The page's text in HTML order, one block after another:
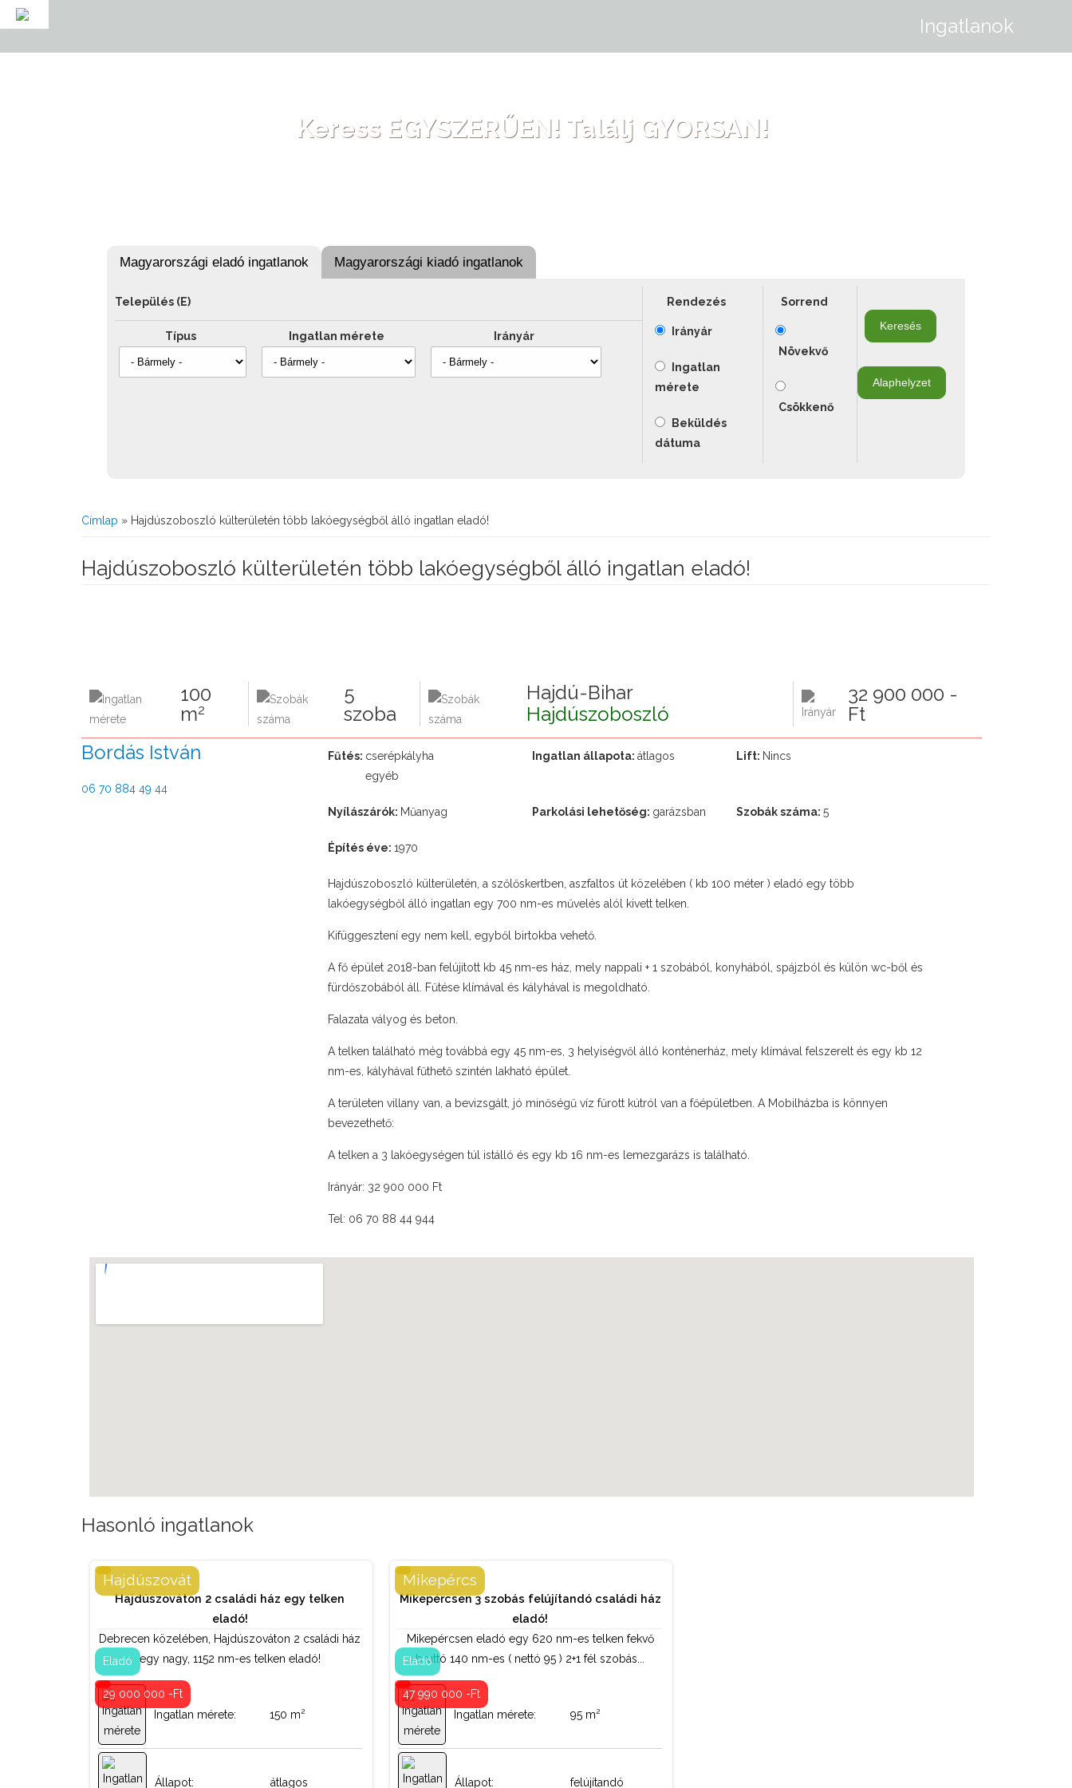
Ugrás a tartalomra
Ingatlanok
Keress EGYSZERŰEN! Találj GYORSAN!
Magyarországi eladó ingatlanok Magyarországi kiadó ingatlanok
Település (E)
Típus Ingatlan mérete Irányár
Rendezés
Irányár
Ingatlan
mérete
Beküldés
dátuma
Sorrend
Növekvő
Csökkenő
Jelenlegi hely
Címlap » Hajdúszoboszló külterületén több lakóegységből álló ingatlan eladó!
Hajdúszoboszló külterületén több lakóegységből álló ingatlan eladó!
100
m2
5
szoba
Hajdú-Bihar
Hajdúszoboszló
32 900 000 -
Ft
Bordás István
06 70 884 49 44
Fűtés: cserépkályha
egyéb
Ingatlan állapota:átlagos Lift: Nincs
Nyílászárók: Műanyag Parkolási lehetőség: garázsban Szobák száma:5
Építés éve:1970
Hajdúszoboszló külterületén, a szőlőskertben, aszfaltos út közelében ( kb 100 méter ) eladó egy több
lakóegységből álló ingatlan egy 700 nm-es művelés alól kivett telken.
Kifüggesztení egy nem kell, egyből birtokba vehető.
A fő épület 2018-ban felújított kb 45 nm-es ház, mely nappali + 1 szobából, konyhából, spájzból és külön wc-ből és
fürdőszobából áll. Fűtése klímával és kályhával is megoldható.
Falazata vályog és beton.
A telken található még továbbá egy 45 nm-es, 3 helyiségvől álló konténerház, mely klímával felszerelt és egy kb 12
nm-es, kályhával fűthető szintén lakható épület.
A területen villany van, a bevizsgált, jó minőségű víz fűrott kútról van a főépületben. A Mobilházba is könnyen
bevezethető:
A telken a 3 lakóegységen túl istálló és egy kb 16 nm-es lemezgarázs is található.
Irányár: 32 900 000 Ft
Tel: 06 70 88 44 944
Hasonló ingatlanok
Hajdúszovát
29 000 000 -Ft
Eladó
Hajdúszováton 2 családi ház egy telken
eladó!
Debrecen közelében, Hajdúszováton 2 családi ház
egy nagy, 1152 nm-es telken eladó!
Ingatlan mérete: 150 m2
Állapot: átlagos
Tipus:
Családi ház
Fűtés:
cserépkályha
Nyílászárók:
Fa
Lift:
Nincs
Mikepércs
47 990 000 -Ft
Eladó
Mikepércsen 3 szobás felújítandó családi ház
eladó!
Mikepércsen eladó egy 620 nm-es telken fekvő
bruttó 140 nm-es ( nettó 95 ) 2+1 fél szobás...
Ingatlan mérete: 95 m2
Állapot: felújítandó
Tipus:
Családi ház
Fűtés:
központi fűtés
Nyílászárók:
Fa
Lift:
Nincs